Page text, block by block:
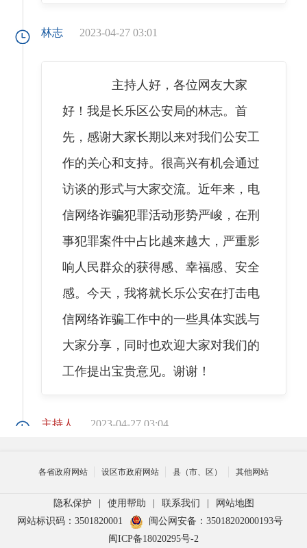
林志 2023-04-27 03:01
主持人好，各位网友大家
好！我是长乐区公安局的林志。首
先，感谢大家长期以来对我们公安工
作的关心和支持。很高兴有机会通过
访谈的形式与大家交流。近年来，电
信网络诈骗犯罪活动形势严峻，在刑
事犯罪案件中占比越来越大，严重影
响人民群众的获得感、幸福感、安全
感。今天，我将就长乐公安在打击电
信网络诈骗工作中的一些具体实践与
大家分享，同时也欢迎大家对我们的
工作提出宝贵意见。谢谢！
主持人 2023-04-27 03:04
林副局长您好，近年来电信
网络诈骗案件发案呈逐年递增趋势，
广大网友、市民对电信网络诈骗案件
各省政府网站 设区市政府网站 县（市、区） 其他网站
隐私保护 使用帮助 联系我们
网站地图
网站标识码：3501820001
闽公网安备：35018202000193号
闽ICP备18020295号-2